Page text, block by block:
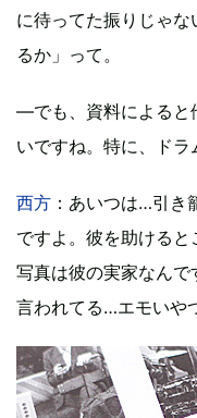
に待ってた振りじゃ
るか」って。
―でも、資料によると
いですね。特に、ドラ
西方 ：あいつは…引き
ですよ。彼を助ける
写真は彼の実家なん
言われてる…エモいや